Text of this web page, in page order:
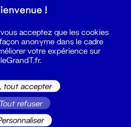
!
acceptez que les cookies
anonyme dans le cadre
votre expérience sur
leGrandT.fr.
tout accepter
Tout refuser